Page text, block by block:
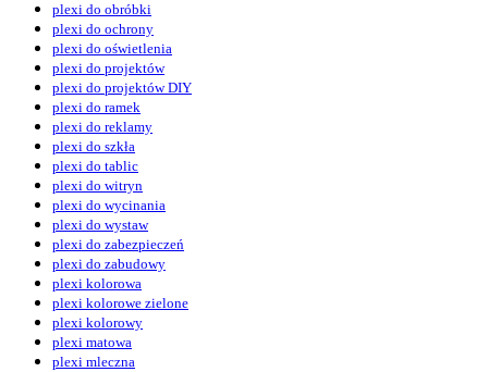
plexi do obróbki
plexi do ochrony
plexi do oświetlenia
plexi do projektów
plexi do projektów DIY
plexi do ramek
plexi do reklamy
plexi do szkła
plexi do tablic
plexi do witryn
plexi do wycinania
plexi do wystaw
plexi do zabezpieczeń
plexi do zabudowy
plexi kolorowa
plexi kolorowe zielone
plexi kolorowy
plexi matowa
plexi mleczna